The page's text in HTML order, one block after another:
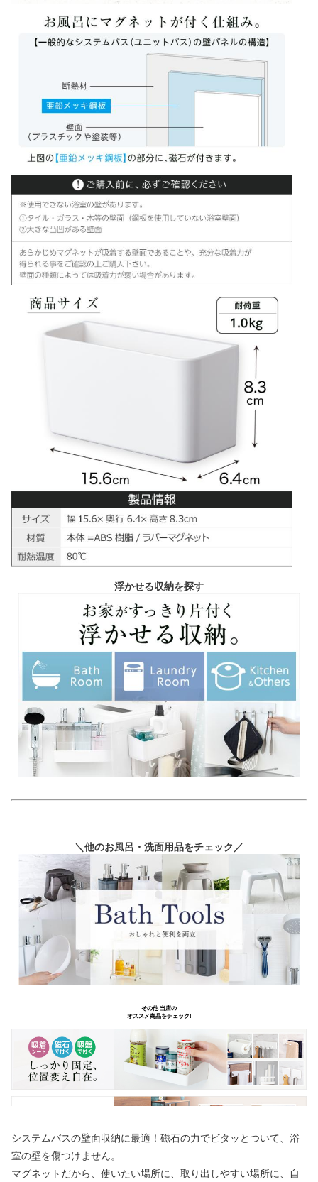
浮かせる収納を探す
＼他のお風呂・洗面用品をチェック／
システムバスの壁面収納に最適！磁石の力でビタッとついて、浴
室の壁を傷つけません。
マグネットだから、使いたい場所に、取り出しやすい場所に、自